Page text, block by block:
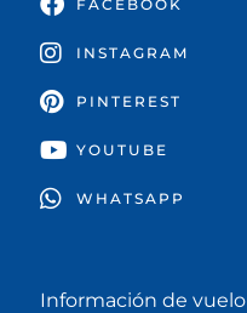
FACEBOOK
INSTAGRAM
PINTEREST
YOUTUBE
WHATSAPP
Información de vuelo